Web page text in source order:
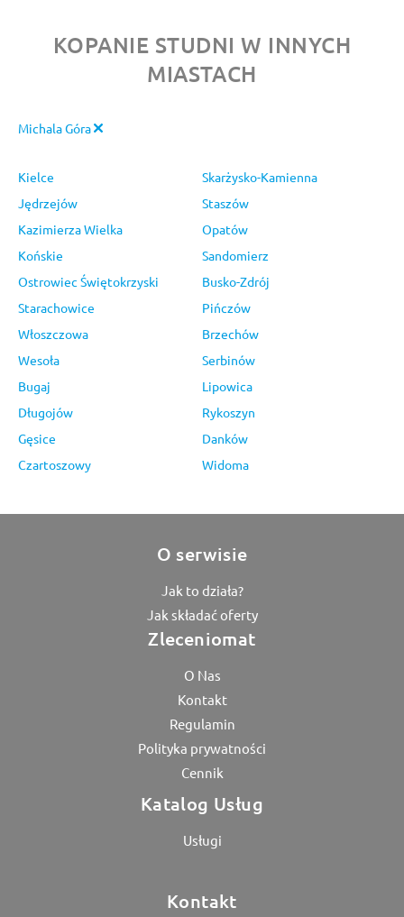
KOPANIE STUDNI W INNYCH
MIASTACH
Michala Góra
Kielce
Skarżysko-Kamienna
Jędrzejów
Staszów
Kazimierza Wielka
Opatów
Końskie
Sandomierz
Ostrowiec Świętokrzyski
Busko-Zdrój
Starachowice
Pińczów
Włoszczowa
Brzechów
Wesoła
Serbinów
Bugaj
Lipowica
Długojów
Rykoszyn
Gęsice
Danków
Czartoszowy
Widoma
O serwisie
Jak to działa?
Jak składać oferty
Zleceniomat
O Nas
Kontakt
Regulamin
Polityka prywatności
Cennik
Katalog Usług
Usługi
Kontakt